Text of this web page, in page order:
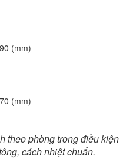
(mm)
(mm)
theo phòng trong điều kiện
cách nhiệt chuẩn.